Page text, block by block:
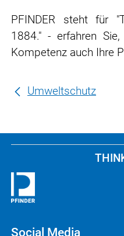
PFINDER steht für
1884." - erfahren
Kompetenz auch Ihre
Umweltschutz
Social Media